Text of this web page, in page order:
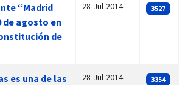
“Madrid
de agosto en
de
28-Jul-2014 3527
es una de las
28-Jul-2014 3354